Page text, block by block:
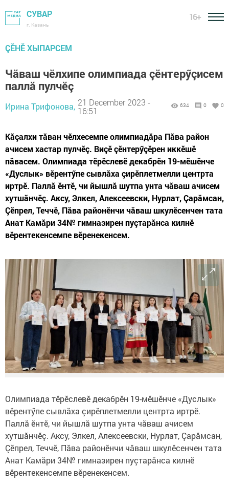
СУВАР
г. Казань
16+
ÇӖНӖ ХЫПАРСЕМ
Чăваш чӗлхипе олимпиада çӗнтерӳçисем
паллă пулчӗç
Ирина Трифонова, 21 December 2023 -
16:51
634 0 0
Кăçалхи тăван чӗлхесемпе олимпиадăра Пăва район
ачисем хастар пулчӗç. Виçӗ çӗнтерӳçӗрен иккӗшӗ
пăвасем. Олимпиада тӗрӗслевӗ декабрӗн 19-мӗшӗнче
«Дуслык» вӗрентӳпе сывлăха çирӗплетмелли центрта
иртрӗ. Паллă ӗнтӗ, чи йышлă шутпа унта чăваш ачисем
хутшăнчӗç. Аксу, Элкел, Алексеевски, Нурлат, Çарăмсан,
Çӗпрел, Теччӗ, Пăва районӗнчи чăваш шкулӗсенчен тата
Анат Камăри 34№ гимназирен пуçтарăнса килнӗ
вӗрентекенсемпе вӗренекенсем.
Олимпиада тӗрӗслевӗ декабрӗн 19-мӗшӗнче «Дуслык»
вӗрентӳпе сывлăха çирӗплетмелли центрта иртрӗ.
Паллă ӗнтӗ, чи йышлă шутпа унта чăваш ачисем
хутшăнчӗç. Аксу, Элкел, Алексеевски, Нурлат, Çарăмсан,
Çӗпрел, Теччӗ, Пăва районӗнчи чăваш шкулӗсенчен тата
Анат Камăри 34№ гимназирен пуçтарăнса килнӗ
вӗрентекенсемпе вӗренекенсем.